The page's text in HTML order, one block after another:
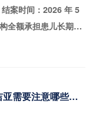
「国樽涉外律师解读」企业出海格鲁吉亚需要注意哪些跨境投资限制？